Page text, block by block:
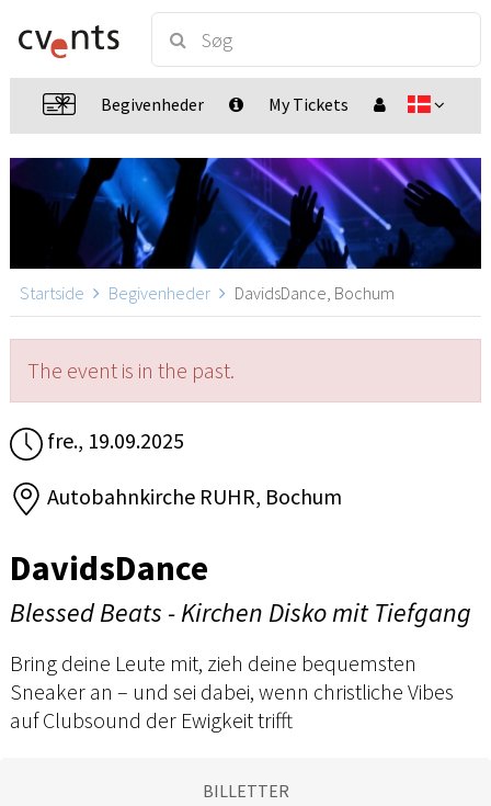
Begivenheder My Tickets
Startside Begivenheder DavidsDance, Bochum
The event is in the past.
fre., 19.09.2025
Autobahnkirche RUHR, Bochum
DavidsDance
Blessed Beats - Kirchen Disko mit Tiefgang
Bring deine Leute mit, zieh deine bequemsten
Sneaker an – und sei dabei, wenn christliche Vibes
auf Clubsound der Ewigkeit trifft
BILLETTER